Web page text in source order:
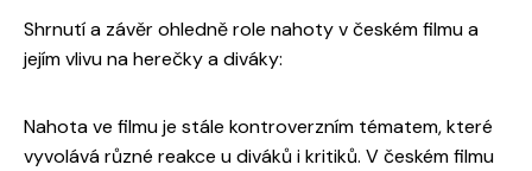
Shrnutí a závěr ohledně role nahoty v českém filmu a
jejím vlivu na herečky a diváky:
Nahota ve filmu je stále kontroverzním tématem, které
vyvolává různé reakce u diváků i kritiků. V českém filmu